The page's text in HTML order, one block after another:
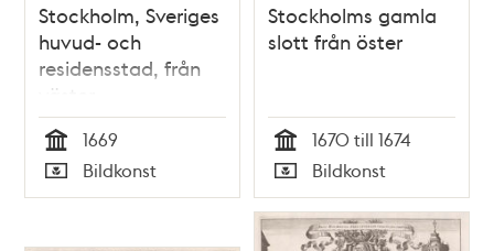
Stockholm, Sveriges
huvud- och
residensstad, från
väster
Tid
1669
Typ
Bildkonst
Stockholms gamla
slott från öster
Tid
1670 till 1674
Typ
Bildkonst